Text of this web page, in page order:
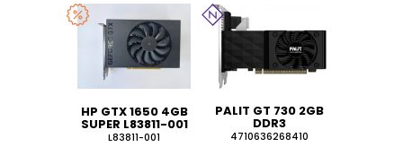
HP GTX 1650 4GB
SUPER L83811-001
L83811-001
‎PALIT GT 730 ‎2GB
DDR3
4710636268410